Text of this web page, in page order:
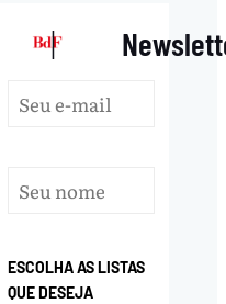
|
ESCOLHA AS LISTAS
QUE DESEJA